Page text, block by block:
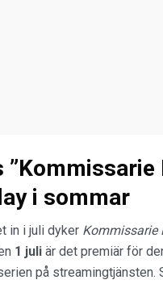
”Kommissarie
i sommar
in i juli dyker Kommissarie
1 juli är det premiär för
på streamingtjänsten.